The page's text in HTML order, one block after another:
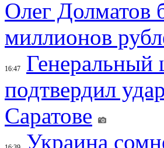
Олег Долматов
миллионов
16:47
подтвердил
Саратове
Украина